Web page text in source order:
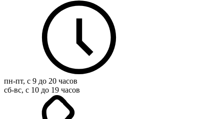
пн-пт, с 9 до 20 часов
сб-вс, с 10 до 19 часов